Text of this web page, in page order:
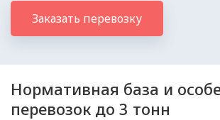
Заказать перевозку
Нормативная база и
перевозок до 3 тонн